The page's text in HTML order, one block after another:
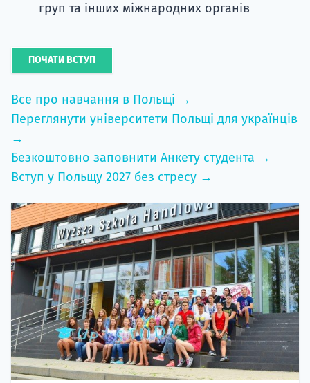
груп та інших міжнародних органів
ПОЧАТИ ВСТУП
Все про навчання в Польщі →
Переглянути університети Польщі для українців
→
Безкоштовно заповнити Анкету студента →
Вступ у Польщу 2027 без стресу →